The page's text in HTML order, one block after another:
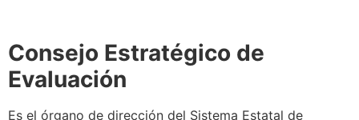
Consejo Estratégico de
Evaluación
Es el órgano de dirección del Sistema Estatal de